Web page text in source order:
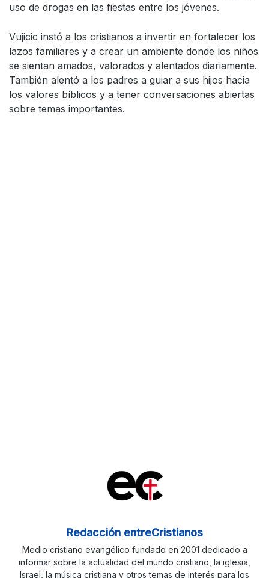
uso de drogas en las fiestas entre los jóvenes.
Vujicic instó a los cristianos a invertir en fortalecer los
lazos familiares y a crear un ambiente donde los niños
se sientan amados, valorados y alentados diariamente.
También alentó a los padres a guiar a sus hijos hacia
los valores bíblicos y a tener conversaciones abiertas
sobre temas importantes.
Redacción entreCristianos
Medio cristiano evangélico fundado en 2001 dedicado a
informar sobre la actualidad del mundo cristiano, la iglesia,
Israel, la música cristiana y otros temas de interés para los